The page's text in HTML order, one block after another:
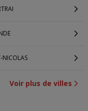
NICOLAS
Voir plus de villes